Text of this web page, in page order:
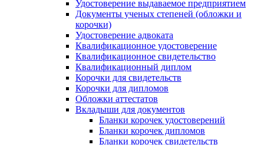
Удостоверение выдаваемое предприятием
Документы ученых степеней (обложки и
корочки)
Удостоверение адвоката
Квалификационное удостоверение
Квалификационное свидетельство
Квалификационный диплом
Корочки для свидетельств
Корочки для дипломов
Обложки аттестатов
Вкладыши для документов
Бланки корочек удостоверений
Бланки корочек дипломов
Бланки корочек свидетельств